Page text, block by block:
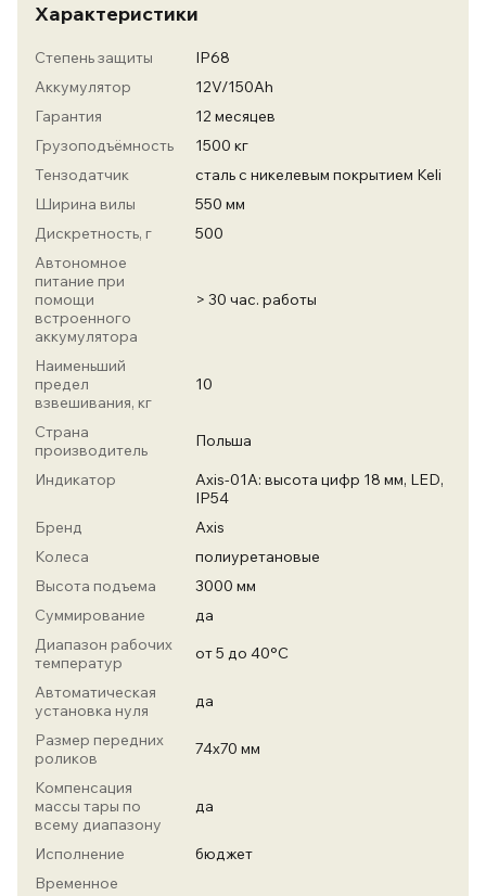
Характеристики
Степень защиты
IP68
Аккумулятор
12V/150Ah
Гарантия
12 месяцев
Грузоподъёмность
1500 кг
Тензодатчик
сталь с никелевым покрытием Keli
Ширина вилы
550 мм
Дискретность, г
500
Автономное
питание при
помощи
встроенного
аккумулятора
> 30 час. работы
Наименьший
предел
взвешивания, кг
10
Страна
производитель
Польша
Индикатор
Axis-01А: высота цифр 18 мм, LED,
IP54
Бренд
Axis
Колеса
полиуретановые
Высота подъема
3000 мм
Суммирование
да
Диапазон рабочих
температур
от 5 до 40°С
Автоматическая
установка нуля
да
Размер передних
роликов
74х70 мм
Компенсация
массы тары по
всему диапазону
да
Исполнение
бюджет
Временное